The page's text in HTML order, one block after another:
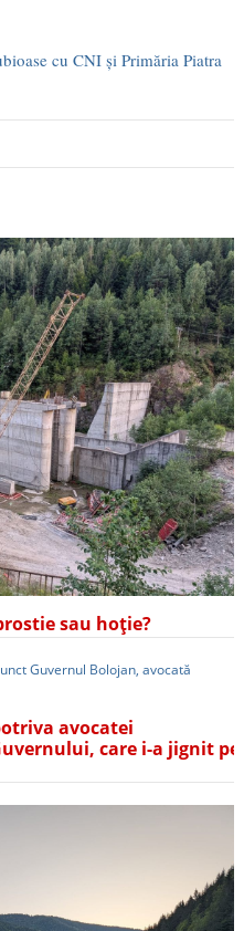
cu CNI și Primăria Piatra
sau hoție?
avocatei
care i-a jignit pe